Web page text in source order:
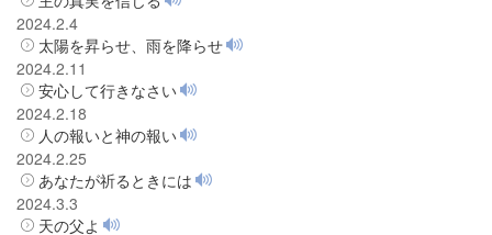
2024.2.4
太陽を昇らせ、雨を降らせ
2024.2.11
安心して行きなさい
2024.2.18
人の報いと神の報い
2024.2.25
あなたが祈るときには
2024.3.3
天の父よ